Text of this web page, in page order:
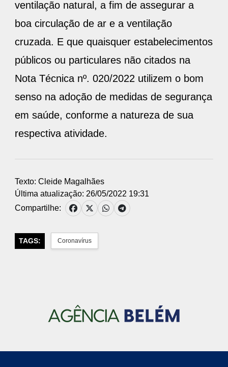
ventilação natural, a fim de assegurar a
boa circulação de ar e a ventilação
cruzada. E que quaisquer estabelecimentos
públicos ou particulares não citados na
Nota Técnica nº. 020/2022 utilizem o bom
senso na adoção de medidas de segurança
em saúde, conforme a natureza de sua
respectiva atividade.
Texto: Cleide Magalhães
Última atualização: 26/05/2022 19:31
Compartilhe:
TAGS: Coronavírus